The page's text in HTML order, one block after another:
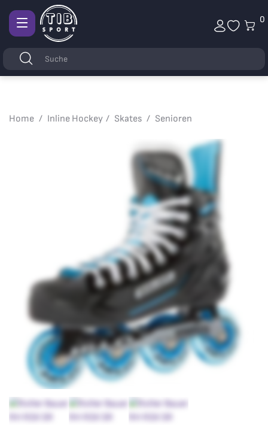
0
StichwörterSuchen
Afficher
navigation
Home Inline Hockey Skates Senioren